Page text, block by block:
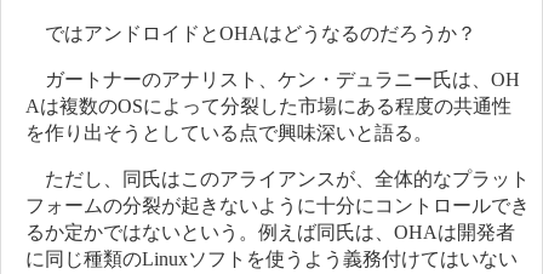
ではアンドロイドとOHAはどうなるのだろうか？
ガートナーのアナリスト、ケン・デュラニー氏は、OH
Aは複数のOSによって分裂した市場にある程度の共通性
を作り出そうとしている点で興味深いと語る。
ただし、同氏はこのアライアンスが、全体的なプラット
フォームの分裂が起きないように十分にコントロールでき
るか定かではないという。例えば同氏は、OHAは開発者
に同じ種類のLinuxソフトを使うよう義務付けてはいない